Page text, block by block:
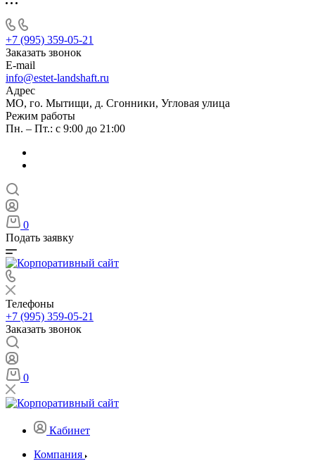
+7 (995) 359-05-21
Заказать звонок
E-mail
info@estet-landshaft.ru
Адрес
МО, го. Мытищи, д. Сгонники, Угловая улица
Режим работы
Пн. – Пт.: с 9:00 до 21:00
0
Подать заявку
Телефоны
+7 (995) 359-05-21
Заказать звонок
0
Кабинет
Компания